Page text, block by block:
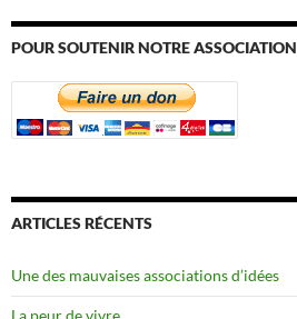
POUR SOUTENIR NOTRE ASSOCIATION
ARTICLES RÉCENTS
Une des mauvaises associations d’idées
La peur de vivre